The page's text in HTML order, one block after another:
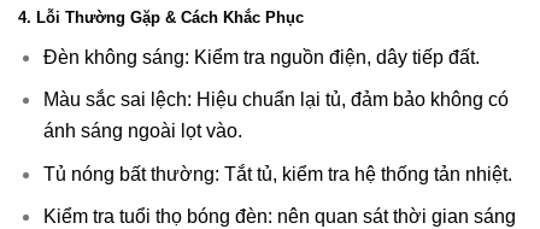
4. Lỗi Thường Gặp & Cách Khắc Phục
Đèn không sáng: Kiểm tra nguồn điện, dây tiếp đất.
Màu sắc sai lệch: Hiệu chuẩn lại tủ, đảm bảo không có
ánh sáng ngoài lọt vào.
Tủ nóng bất thường: Tắt tủ, kiểm tra hệ thống tản nhiệt.
Kiểm tra tuổi thọ bóng đèn: nên quan sát thời gian sáng